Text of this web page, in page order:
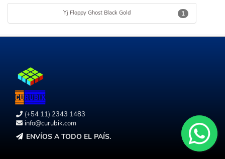
1
Yj Floppy Ghost Black Gold
(+54 11) 2343 1483
info@curubik.com
ENVÍOS A TODO EL PAÍS.